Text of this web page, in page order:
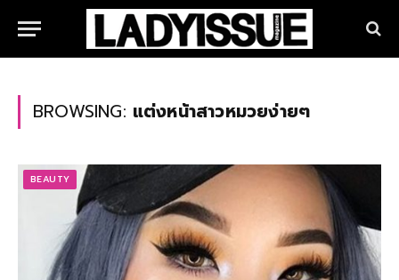
BROWSING: แต่งหน้าสาวหมวยง่ายๆ
BEAUTY